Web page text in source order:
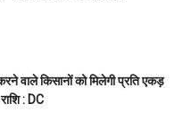
वाले किसानों को मिलेगी प्रति एकड़
: DC